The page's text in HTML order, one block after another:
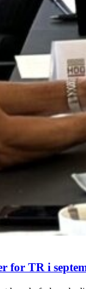
for TR i